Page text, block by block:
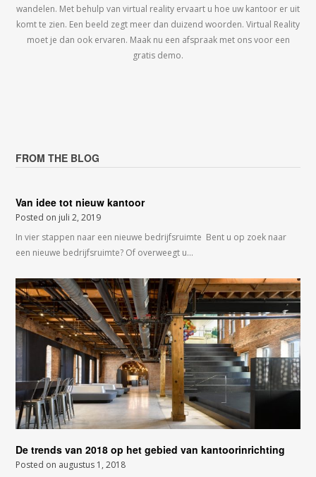
wandelen. Met behulp van virtual reality ervaart u hoe uw kantoor er uit
komt te zien. Een beeld zegt meer dan duizend woorden. Virtual Reality
moet je dan ook ervaren. Maak nu een afspraak met ons voor een
gratis demo.
FROM THE BLOG
Van idee tot nieuw kantoor
Posted on juli 2, 2019
In vier stappen naar een nieuwe bedrijfsruimte Bent u op zoek naar
een nieuwe bedrijfsruimte? Of overweegt u…
De trends van 2018 op het gebied van kantoorinrichting
Posted on augustus 1, 2018